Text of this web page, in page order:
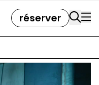
réserver